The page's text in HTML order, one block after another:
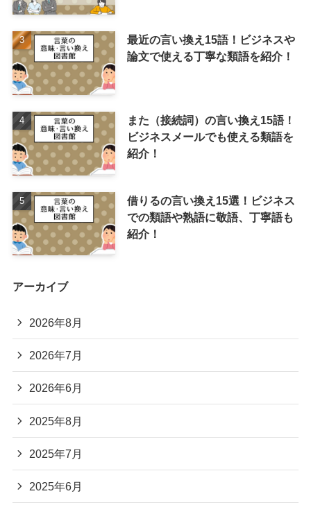
最近の言い換え15語！ビジネスや
論文で使える丁寧な類語を紹介！
また（接続詞）の言い換え15語！
ビジネスメールでも使える類語を
紹介！
借りるの言い換え15選！ビジネス
での類語や熟語に敬語、丁寧語も
紹介！
アーカイブ
2026年8月
2026年7月
2026年6月
2025年8月
2025年7月
2025年6月